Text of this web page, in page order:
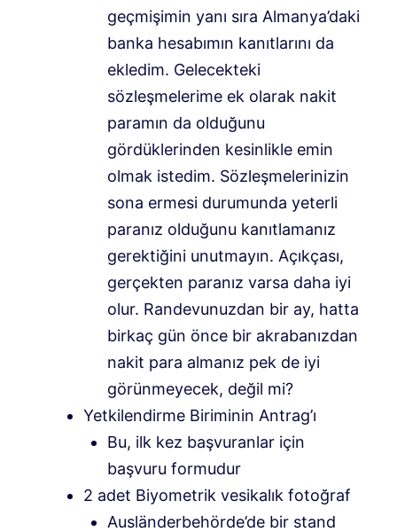
geçmişimin yanı sıra Almanya’daki
banka hesabımın kanıtlarını da
ekledim. Gelecekteki
sözleşmelerime ek olarak nakit
paramın da olduğunu
gördüklerinden kesinlikle emin
olmak istedim. Sözleşmelerinizin
sona ermesi durumunda yeterli
paranız olduğunu kanıtlamanız
gerektiğini unutmayın. Açıkçası,
gerçekten paranız varsa daha iyi
olur. Randevunuzdan bir ay, hatta
birkaç gün önce bir akrabanızdan
nakit para almanız pek de iyi
görünmeyecek, değil mi?
Yetkilendirme Biriminin Antrag’ı
Bu, ilk kez başvuranlar için
başvuru formudur
2 adet Biyometrik vesikalık fotoğraf
Ausländerbehörde’de bir stand